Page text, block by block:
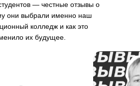
— честные отзывы о
они выбрали именно наш
колледж и как это
их будущее.